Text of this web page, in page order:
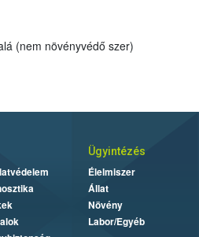
(nem növényvédő szer)
Ügyintézés
Élelmiszer
Állat
Növény
Labor/Egyéb